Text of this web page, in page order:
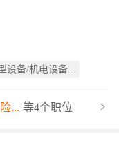
设备/机电设备...
... 等4个职位